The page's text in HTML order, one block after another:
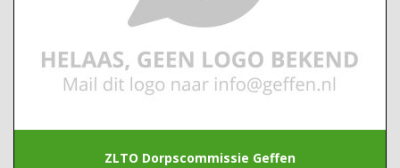
ZLTO Dorpscommissie Geffen